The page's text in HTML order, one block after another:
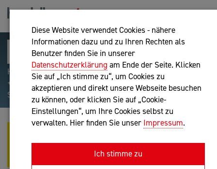
Diese Website verwendet Cookies - nähere
Informationen dazu und zu Ihren Rechten als
Benutzer finden Sie in unserer
Datenschutzerklärung am Ende der Seite. Klicken
Sie auf „Ich stimme zu“, um Cookies zu
akzeptieren und direkt unsere Webseite besuchen
zu können, oder klicken Sie auf „Cookie-
Einstellungen“, um Ihre Cookies selbst zu
verwalten. Hier finden Sie unser Impressum.
Ich stimme zu
Hilfreiche Suchparameter: Begriff einschließen:
+webshop, Begriff ausschließen: -webshop, Exakter
Suchbegriff: "internet of things"
IMPULS
INNOVATIONSGESELLSCHAFT
MBH